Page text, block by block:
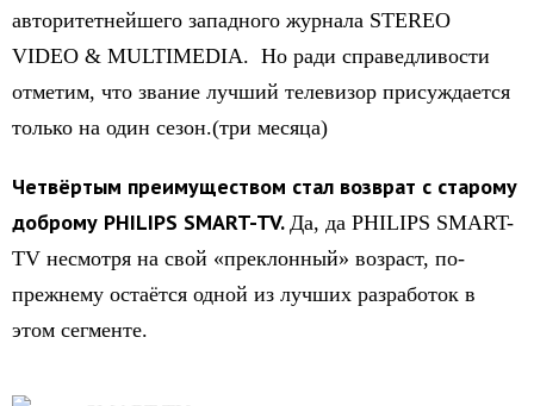
авторитетнейшего западного журнала STEREO
VIDEO & MULTIMEDIA. Но ради справедливости
отметим, что звание лучший телевизор присуждается
только на один сезон.(три месяца)
Четвёртым преимуществом стал возврат с старому
доброму PHILIPS SMART-TV. Да, да PHILIPS SMART-
TV несмотря на свой «преклонный» возраст, по-
прежнему остаётся одной из лучших разработок в
этом сегменте.